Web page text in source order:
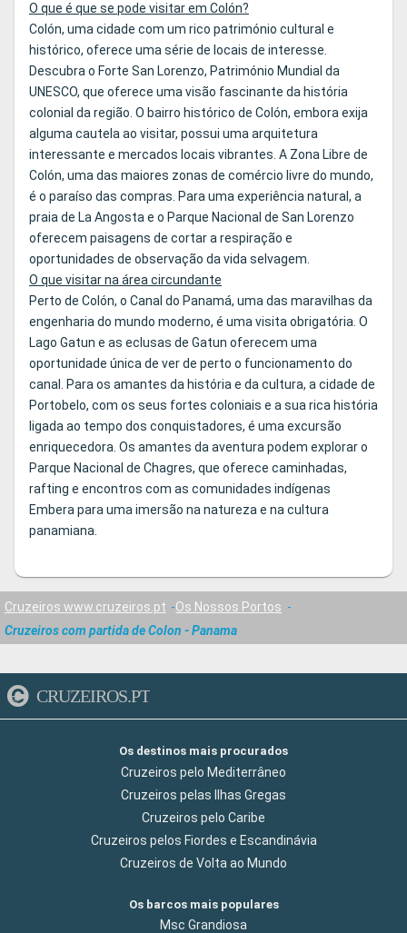
O que é que se pode visitar em Colón?
Colón, uma cidade com um rico património cultural e
histórico, oferece uma série de locais de interesse.
Descubra o Forte San Lorenzo, Património Mundial da
UNESCO, que oferece uma visão fascinante da história
colonial da região. O bairro histórico de Colón, embora exija
alguma cautela ao visitar, possui uma arquitetura
interessante e mercados locais vibrantes. A Zona Libre de
Colón, uma das maiores zonas de comércio livre do mundo,
é o paraíso das compras. Para uma experiência natural, a
praia de La Angosta e o Parque Nacional de San Lorenzo
oferecem paisagens de cortar a respiração e
oportunidades de observação da vida selvagem.
O que visitar na área circundante
Perto de Colón, o Canal do Panamá, uma das maravilhas da
engenharia do mundo moderno, é uma visita obrigatória. O
Lago Gatun e as eclusas de Gatun oferecem uma
oportunidade única de ver de perto o funcionamento do
canal. Para os amantes da história e da cultura, a cidade de
Portobelo, com os seus fortes coloniais e a sua rica história
ligada ao tempo dos conquistadores, é uma excursão
enriquecedora. Os amantes da aventura podem explorar o
Parque Nacional de Chagres, que oferece caminhadas,
rafting e encontros com as comunidades indígenas
Embera para uma imersão na natureza e na cultura
panamiana.
Cruzeiros www.cruzeiros.pt
Os Nossos Portos
Cruzeiros com partida de Colon - Panama
CRUZEIROS.PT
Os destinos mais procurados
Cruzeiros pelo Mediterrâneo
Cruzeiros pelas Ilhas Gregas
Cruzeiros pelo Caribe
Cruzeiros pelos Fiordes e Escandinávia
Cruzeiros de Volta ao Mundo
Os barcos mais populares
Msc Grandiosa